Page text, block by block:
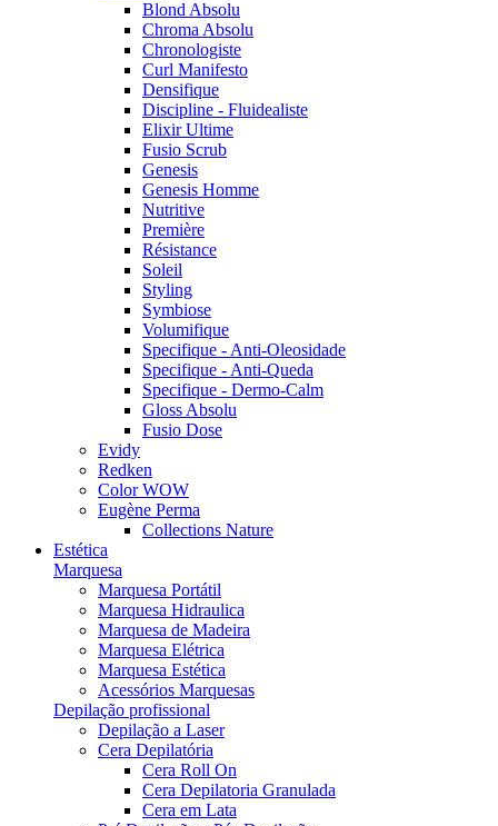
Blond Absolu
Chroma Absolu
Chronologiste
Curl Manifesto
Densifique
Discipline - Fluidealiste
Elixir Ultime
Fusio Scrub
Genesis
Genesis Homme
Nutritive
Première
Résistance
Soleil
Styling
Symbiose
Volumifique
Specifique - Anti-Oleosidade
Specifique - Anti-Queda
Specifique - Dermo-Calm
Gloss Absolu
Fusio Dose
Evidy
Redken
Color WOW
Eugène Perma
Collections Nature
Estética
Marquesa
Marquesa Portátil
Marquesa Hidraulica
Marquesa de Madeira
Marquesa Elétrica
Marquesa Estética
Acessórios Marquesas
Depilação profissional
Depilação a Laser
Cera Depilatória
Cera Roll On
Cera Depilatoria Granulada
Cera em Lata